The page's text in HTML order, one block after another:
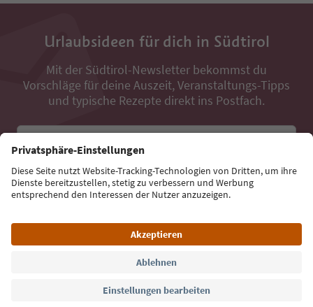
Urlaubsideen für dich in Südtirol
Mit der Südtirol-Newsletter bekommst du
Vorschläge für deine Auszeit, Veranstaltungs-Tipps
und typische Rezepte direkt ins Postfach.
Jetzt anmelden